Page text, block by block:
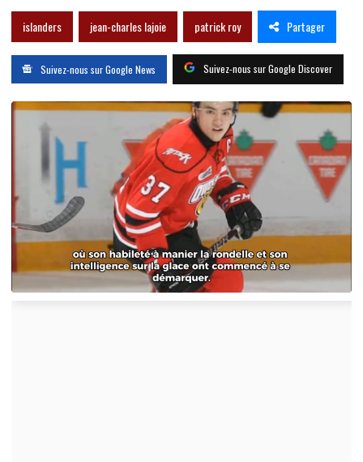
islanders jean-charles lajoie patrick roy Partager
Suivez-nous sur Google News Suivez-nous sur Google Discover